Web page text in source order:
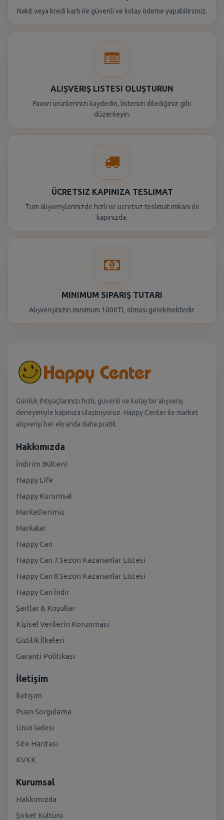
Nakit veya kredi kartı ile güvenli ve kolay ödeme yapabilirsiniz.
ALIŞVERIŞ LISTESI OLUŞTURUN
Favori ürünlerinizi kaydedin, listenizi dilediğiniz gibi
düzenleyin.
ÜCRETSIZ KAPINIZA TESLIMAT
Tüm alışverişlerinizde hızlı ve ücretsiz teslimat imkanı ile
kapınızda.
MINIMUM SIPARIŞ TUTARI
Alışverişinizin minimum 1000TL olması gerekmektedir.
Günlük ihtiyaçlarınızı hızlı, güvenli ve kolay bir alışveriş
deneyimiyle kapınıza ulaştırıyoruz. Happy Center ile market
alışverişi her ekranda daha pratik.
Hakkımızda
İndirim Bülteni
Happy Life
Happy Kurumsal
Marketlerimiz
Markalar
Happy Can
Happy Can 7.Sezon Kazananlar Listesi
Happy Can 8.Sezon Kazananlar Listesi
Happy Can İndir
Şartlar & Koşullar
Kişisel Verilerin Korunması
Gizlilik İlkeleri
Garanti Politikası
İletişim
İletişim
Puan Sorgulama
Ürün İadesi
Site Haritası
KVKK
Kurumsal
Hakkımızda
Şirket Kültürü